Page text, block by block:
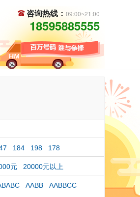
咨询热线： 09:00~21:00
18595885555
184 198 178
元 20000元以上
AABB AABBCC